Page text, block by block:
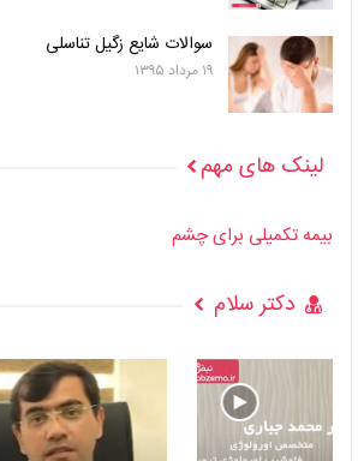
سوالات شایع زگیل تناسلی
۱۹ مرداد ۱۳۹۵
لینک های مهم
بیمه تکمیلی برای چشم
دکتر سلام